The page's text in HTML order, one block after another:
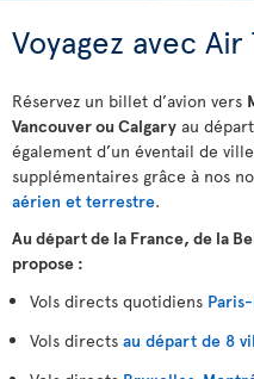
Voyagez avec Air
Réservez un billet d’avion vers
Vancouver ou Calgary au
également d’un éventail de
supplémentaires grâce à nos
aérien et terrestre.
Au départ de la France, de la
propose :
Vols directs quotidiens
Vols directs au départ de 8